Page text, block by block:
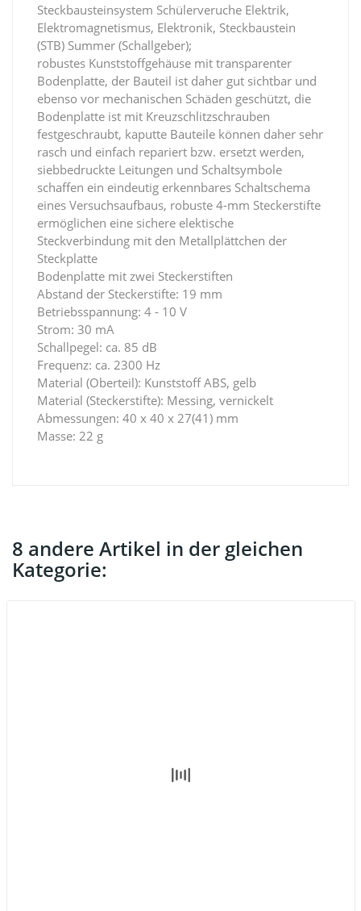
Steckbausteinsystem Schülerveruche Elektrik,
Elektromagnetismus, Elektronik, Steckbaustein
(STB) Summer (Schallgeber);
robustes Kunststoffgehäuse mit transparenter
Bodenplatte, der Bauteil ist daher gut sichtbar und
ebenso vor mechanischen Schäden geschützt, die
Bodenplatte ist mit Kreuzschlitzschrauben
festgeschraubt, kaputte Bauteile können daher sehr
rasch und einfach repariert bzw. ersetzt werden,
siebbedruckte Leitungen und Schaltsymbole
schaffen ein eindeutig erkennbares Schaltschema
eines Versuchsaufbaus, robuste 4-mm Steckerstifte
ermöglichen eine sichere elektische
Steckverbindung mit den Metallplättchen der
Steckplatte
Bodenplatte mit zwei Steckerstiften
Abstand der Steckerstifte: 19 mm
Betriebsspannung: 4 - 10 V
Strom: 30 mA
Schallpegel: ca. 85 dB
Frequenz: ca. 2300 Hz
Material (Oberteil): Kunststoff ABS, gelb
Material (Steckerstifte): Messing, vernickelt
Abmessungen: 40 x 40 x 27(41) mm
Masse: 22 g
8 andere Artikel in der gleichen
Kategorie: